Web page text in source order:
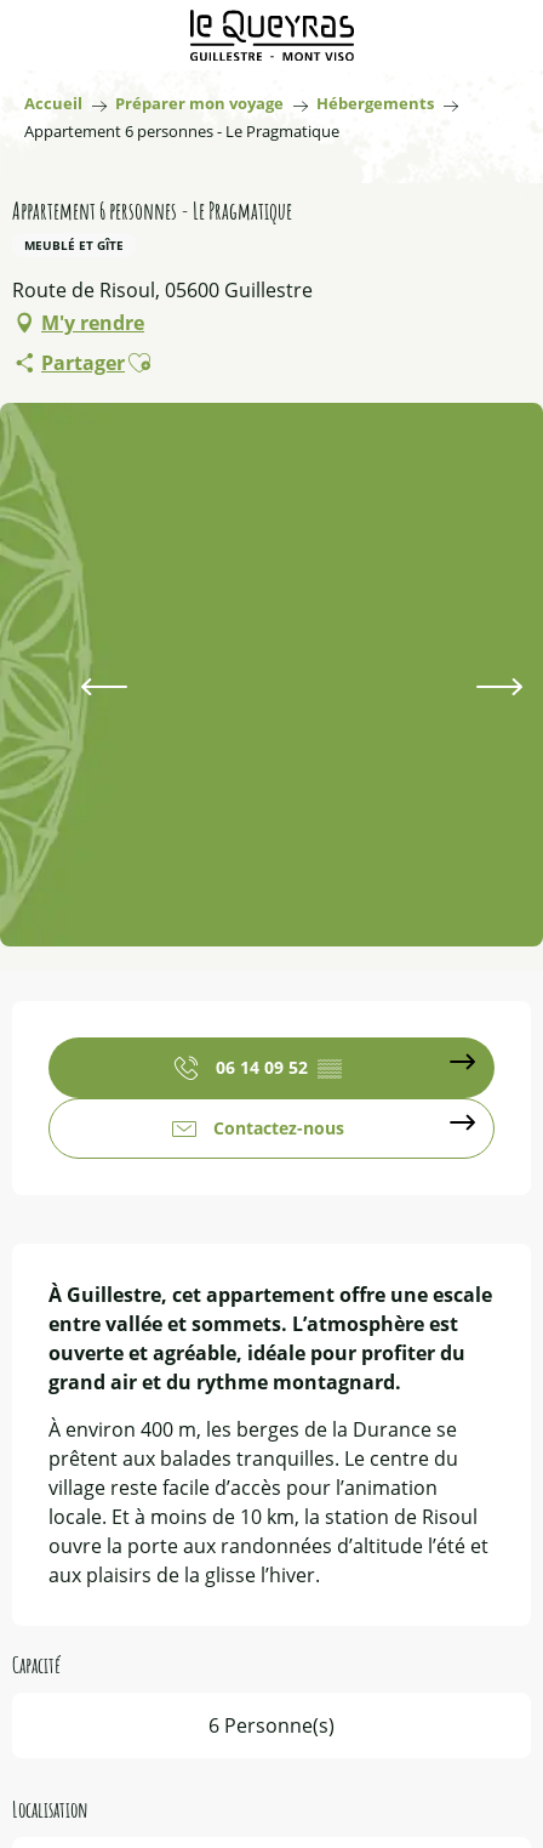
principal
Accueil Préparer mon voyage
Hébergements
Appartement 6 personnes - Le Pragmatique
Appartement 6 personnes - Le Pragmatique
MEUBLÉ ET GÎTE
Route de Risoul, 05600 Guillestre
M'y rendre
PartagerAjouter aux favoris
06 14 09 52 ▒▒
Contactez-nous
À Guillestre, cet appartement offre une escale
entre vallée et sommets. L’atmosphère est
ouverte et agréable, idéale pour profiter du
grand air et du rythme montagnard.
À environ 400 m, les berges de la Durance se
prêtent aux balades tranquilles. Le centre du
village reste facile d’accès pour l’animation
locale. Et à moins de 10 km, la station de Risoul
ouvre la porte aux randonnées d’altitude l’été et
aux plaisirs de la glisse l’hiver.
Capacité
6 Personne(s)
Localisation